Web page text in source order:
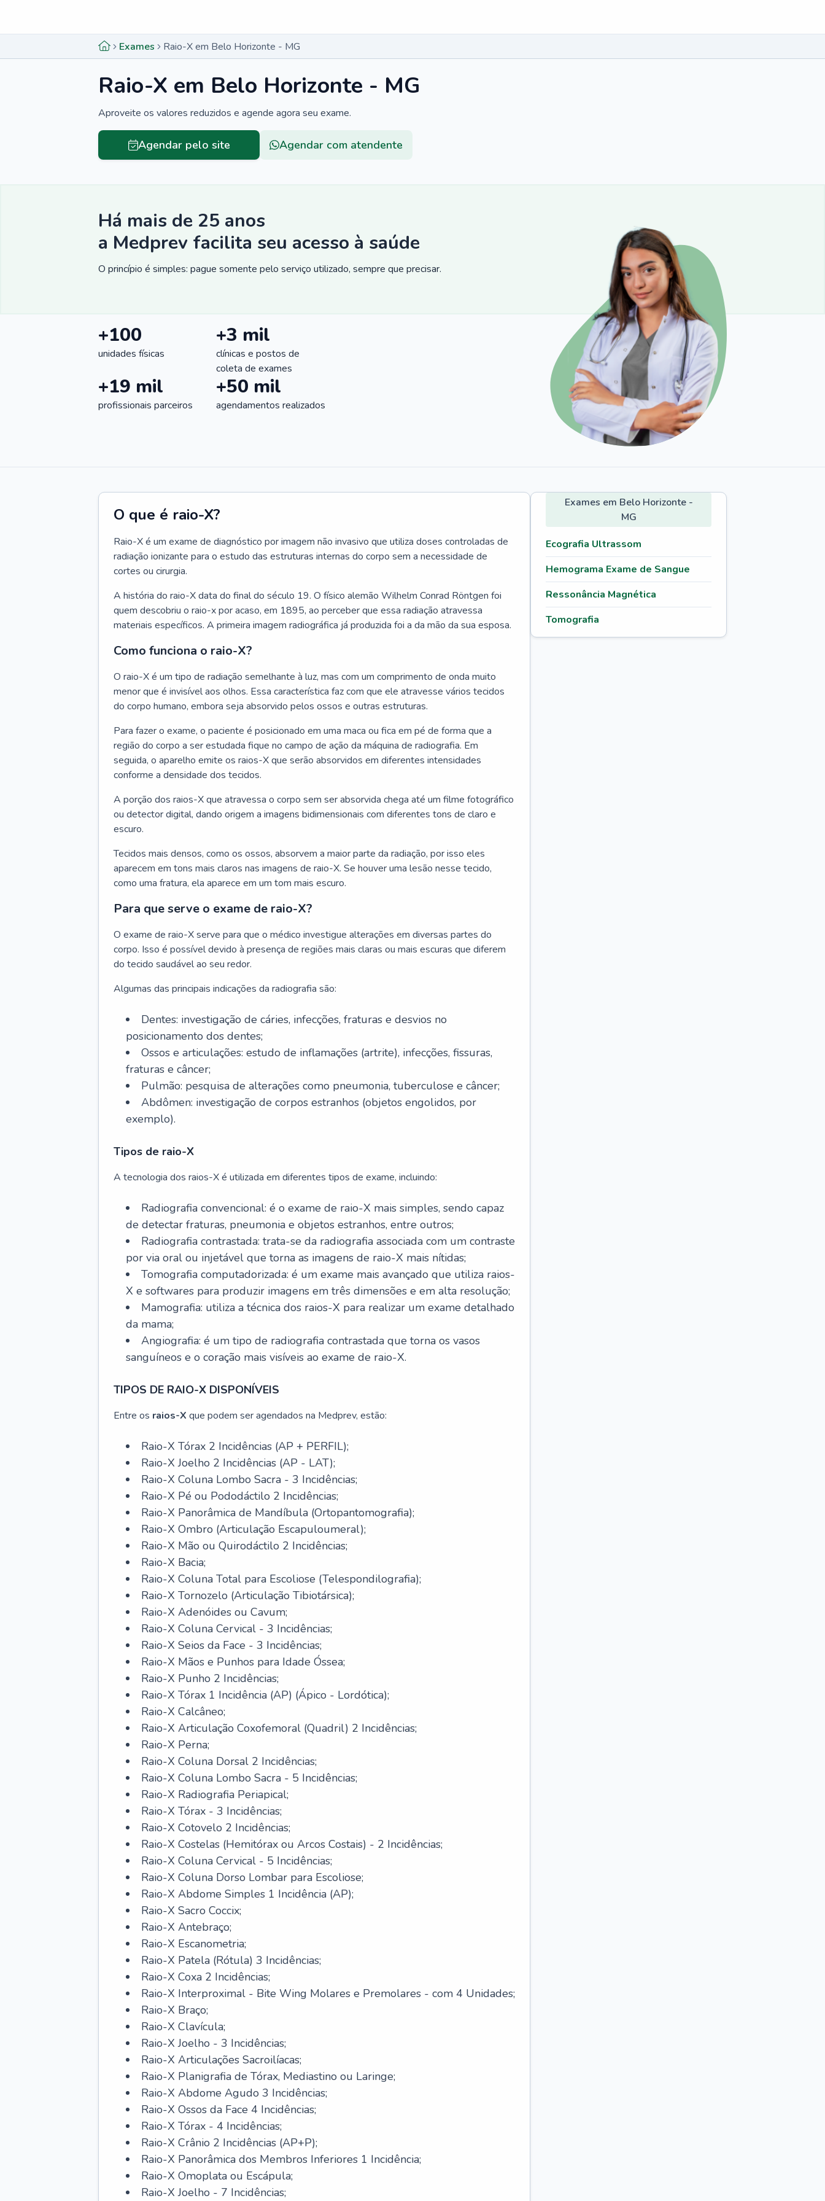
Exames Raio-X em Belo Horizonte - MG
Raio-X em Belo Horizonte - MG
Aproveite os valores reduzidos e agende agora seu exame.
Agendar pelo site Agendar com atendente
Há mais de 25 anos
a Medprev facilita seu acesso à saúde
O princípio é simples: pague somente pelo serviço utilizado, sempre que precisar.
+100
unidades físicas
+3 mil
clínicas e postos de
coleta de exames
+19 mil
profissionais parceiros
+50 mil
agendamentos realizados
O que é raio-X?
Raio-X é um exame de diagnóstico por imagem não invasivo que utiliza doses controladas de
radiação ionizante para o estudo das estruturas internas do corpo sem a necessidade de
cortes ou cirurgia.
A história do raio-X data do final do século 19. O físico alemão Wilhelm Conrad Röntgen foi
quem descobriu o raio-x por acaso, em 1895, ao perceber que essa radiação atravessa
materiais específicos. A primeira imagem radiográfica já produzida foi a da mão da sua esposa.
Como funciona o raio-X?
O raio-X é um tipo de radiação semelhante à luz, mas com um comprimento de onda muito
menor que é invisível aos olhos. Essa característica faz com que ele atravesse vários tecidos
do corpo humano, embora seja absorvido pelos ossos e outras estruturas.
Para fazer o exame, o paciente é posicionado em uma maca ou fica em pé de forma que a
região do corpo a ser estudada fique no campo de ação da máquina de radiografia. Em
seguida, o aparelho emite os raios-X que serão absorvidos em diferentes intensidades
conforme a densidade dos tecidos.
A porção dos raios-X que atravessa o corpo sem ser absorvida chega até um filme fotográfico
ou detector digital, dando origem a imagens bidimensionais com diferentes tons de claro e
escuro.
Tecidos mais densos, como os ossos, absorvem a maior parte da radiação, por isso eles
aparecem em tons mais claros nas imagens de raio-X. Se houver uma lesão nesse tecido,
como uma fratura, ela aparece em um tom mais escuro.
Para que serve o exame de raio-X?
O exame de raio-X serve para que o médico investigue alterações em diversas partes do
corpo. Isso é possível devido à presença de regiões mais claras ou mais escuras que diferem
do tecido saudável ao seu redor.
Algumas das principais indicações da radiografia são:
Dentes: investigação de cáries, infecções, fraturas e desvios no
posicionamento dos dentes;
Ossos e articulações: estudo de inflamações (artrite), infecções, fissuras,
fraturas e câncer;
Pulmão: pesquisa de alterações como pneumonia, tuberculose e câncer;
Abdômen: investigação de corpos estranhos (objetos engolidos, por
exemplo).
Tipos de raio-X
A tecnologia dos raios-X é utilizada em diferentes tipos de exame, incluindo:
Radiografia convencional: é o exame de raio-X mais simples, sendo capaz
de detectar fraturas, pneumonia e objetos estranhos, entre outros;
Radiografia contrastada: trata-se da radiografia associada com um contraste
por via oral ou injetável que torna as imagens de raio-X mais nítidas;
Tomografia computadorizada: é um exame mais avançado que utiliza raios-
X e softwares para produzir imagens em três dimensões e em alta resolução;
Mamografia: utiliza a técnica dos raios-X para realizar um exame detalhado
da mama;
Angiografia: é um tipo de radiografia contrastada que torna os vasos
sanguíneos e o coração mais visíveis ao exame de raio-X.
TIPOS DE RAIO-X DISPONÍVEIS
Entre os raios-X que podem ser agendados na Medprev, estão:
Raio-X Tórax 2 Incidências (AP + PERFIL);
Raio-X Joelho 2 Incidências (AP - LAT);
Raio-X Coluna Lombo Sacra - 3 Incidências;
Raio-X Pé ou Pododáctilo 2 Incidências;
Raio-X Panorâmica de Mandíbula (Ortopantomografia);
Raio-X Ombro (Articulação Escapuloumeral);
Raio-X Mão ou Quirodáctilo 2 Incidências;
Raio-X Bacia;
Raio-X Coluna Total para Escoliose (Telespondilografia);
Raio-X Tornozelo (Articulação Tibiotársica);
Raio-X Adenóides ou Cavum;
Raio-X Coluna Cervical - 3 Incidências;
Raio-X Seios da Face - 3 Incidências;
Raio-X Mãos e Punhos para Idade Óssea;
Raio-X Punho 2 Incidências;
Raio-X Tórax 1 Incidência (AP) (Ápico - Lordótica);
Raio-X Calcâneo;
Raio-X Articulação Coxofemoral (Quadril) 2 Incidências;
Raio-X Perna;
Raio-X Coluna Dorsal 2 Incidências;
Raio-X Coluna Lombo Sacra - 5 Incidências;
Raio-X Radiografia Periapical;
Raio-X Tórax - 3 Incidências;
Raio-X Cotovelo 2 Incidências;
Raio-X Costelas (Hemitórax ou Arcos Costais) - 2 Incidências;
Raio-X Coluna Cervical - 5 Incidências;
Raio-X Coluna Dorso Lombar para Escoliose;
Raio-X Abdome Simples 1 Incidência (AP);
Raio-X Sacro Coccix;
Raio-X Antebraço;
Raio-X Escanometria;
Raio-X Patela (Rótula) 3 Incidências;
Raio-X Coxa 2 Incidências;
Raio-X Interproximal - Bite Wing Molares e Premolares - com 4 Unidades;
Raio-X Braço;
Raio-X Clavícula;
Raio-X Joelho - 3 Incidências;
Raio-X Articulações Sacroilíacas;
Raio-X Planigrafia de Tórax, Mediastino ou Laringe;
Raio-X Abdome Agudo 3 Incidências;
Raio-X Ossos da Face 4 Incidências;
Raio-X Tórax - 4 Incidências;
Raio-X Crânio 2 Incidências (AP+P);
Raio-X Panorâmica dos Membros Inferiores 1 Incidência;
Raio-X Omoplata ou Escápula;
Raio-X Joelho - 7 Incidências;
Exames em Belo Horizonte -
MG
Ecografia Ultrassom
Hemograma Exame de Sangue
Ressonância Magnética
Tomografia